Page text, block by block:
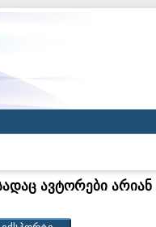
ავტორები არიან